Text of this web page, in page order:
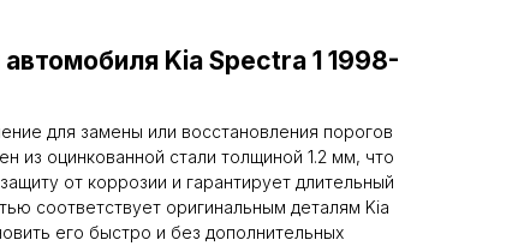
Kia Spectra 1 1998-
для замены или восстановления порогов
из оцинкованной стали толщиной 1.2 мм, что
от коррозии и гарантирует длительный
соответствует оригинальным деталям Kia
его быстро и без дополнительных